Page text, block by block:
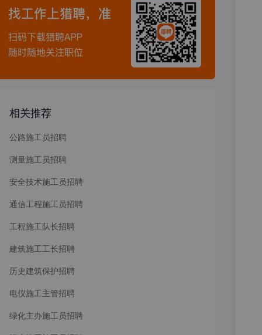
相关推荐
公路施工员招聘
测量施工员招聘
安全技术施工员招聘
通信工程施工员招聘
工程施工队长招聘
建筑施工工长招聘
历史建筑保护招聘
电仪施工主管招聘
绿化主办施工员招聘